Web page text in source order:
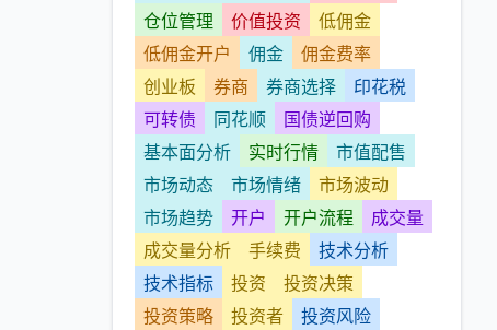
仓位管理
价值投资
低佣金
低佣金开户
佣金
佣金费率
创业板
券商 券商选择
印花税
可转债
同花顺
国债逆回购
基本面分析
实时行情
市值配售
市场动态
市场情绪
市场波动
市场趋势
开户 开户流程
成交量
成交量分析
手续费
技术分析
技术指标
投资
投资决策
投资策略
投资者
投资风险